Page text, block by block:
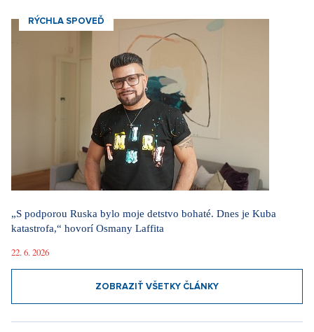
RÝCHLA SPOVEĎ
„S podporou Ruska bylo moje detstvo bohaté. Dnes je Kuba
katastrofa,“ hovorí Osmany Laffita
22. 6. 2026
ZOBRAZIŤ VŠETKY ČLÁNKY